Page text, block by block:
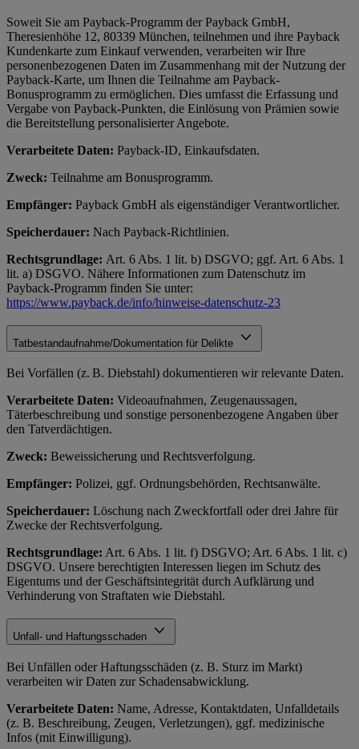
Soweit Sie am Payback-Programm der Payback GmbH,
Theresienhöhe 12, 80339 München, teilnehmen und ihre Payback
Kundenkarte zum Einkauf verwenden, verarbeiten wir Ihre
personenbezogenen Daten im Zusammenhang mit der Nutzung der
Payback-Karte, um Ihnen die Teilnahme am Payback-
Bonusprogramm zu ermöglichen. Dies umfasst die Erfassung und
Vergabe von Payback-Punkten, die Einlösung von Prämien sowie
die Bereitstellung personalisierter Angebote.
Verarbeitete Daten: Payback-ID, Einkaufsdaten.
Zweck: Teilnahme am Bonusprogramm.
Empfänger: Payback GmbH als eigenständiger Verantwortlicher.
Speicherdauer: Nach Payback-Richtlinien.
Rechtsgrundlage: Art. 6 Abs. 1 lit. b) DSGVO; ggf. Art. 6 Abs. 1
lit. a) DSGVO. Nähere Informationen zum Datenschutz im
Payback-Programm finden Sie unter:
https://www.payback.de/info/hinweise-datenschutz-23
Tatbestandaufnahme/Dokumentation für Delikte
Bei Vorfällen (z. B. Diebstahl) dokumentieren wir relevante Daten.
Verarbeitete Daten: Videoaufnahmen, Zeugenaussagen,
Täterbeschreibung und sonstige personenbezogene Angaben über
den Tatverdächtigen.
Zweck: Beweissicherung und Rechtsverfolgung.
Empfänger: Polizei, ggf. Ordnungsbehörden, Rechtsanwälte.
Speicherdauer: Löschung nach Zweckfortfall oder drei Jahre für
Zwecke der Rechtsverfolgung.
Rechtsgrundlage: Art. 6 Abs. 1 lit. f) DSGVO; Art. 6 Abs. 1 lit. c)
DSGVO. Unsere berechtigten Interessen liegen im Schutz des
Eigentums und der Geschäftsintegrität durch Aufklärung und
Verhinderung von Straftaten wie Diebstahl.
Unfall- und Haftungsschaden
Bei Unfällen oder Haftungsschäden (z. B. Sturz im Markt)
verarbeiten wir Daten zur Schadensabwicklung.
Verarbeitete Daten: Name, Adresse, Kontaktdaten, Unfalldetails
(z. B. Beschreibung, Zeugen, Verletzungen), ggf. medizinische
Infos (mit Einwilligung).